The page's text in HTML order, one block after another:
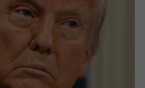
că originea COVID este un
pe Fauci